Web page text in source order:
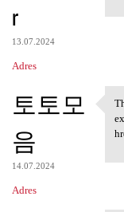
r
13.07.2024
Adres
토토모
음
14.07.2024
Adres